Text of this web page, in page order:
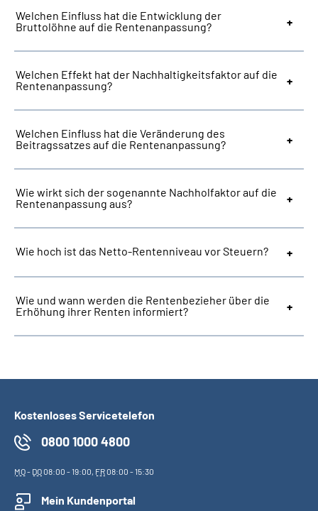
Welchen Einfluss hat die Entwicklung der
Bruttolöhne auf die Rentenanpassung?
Welchen Effekt hat der Nachhaltigkeitsfaktor auf die
Rentenanpassung?
Welchen Einfluss hat die Veränderung des
Beitragssatzes auf die Rentenanpassung?
Wie wirkt sich der sogenannte Nachholfaktor auf die
Rentenanpassung aus?
Wie hoch ist das Netto-Rentenniveau vor Steuern?
Wie und wann werden die Rentenbezieher über die
Erhöhung ihrer Renten informiert?
Kostenloses Servicetelefon
0800 1000 4800
MO- DO08:00 - 19:00, FR08:00 - 15:30
Mein Kundenportal